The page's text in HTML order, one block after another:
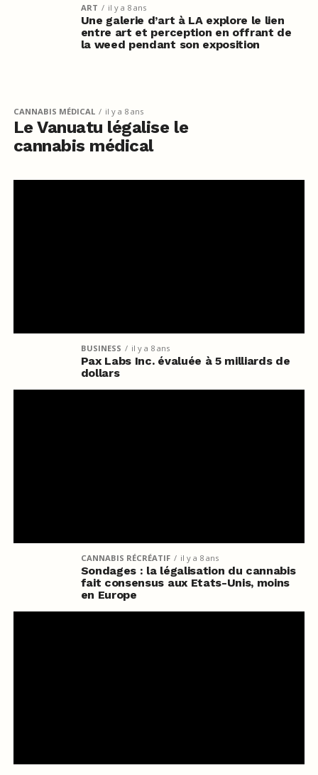
ART il y a 8 ans
Une galerie d’art à LA explore le lien
entre art et perception en offrant de
la weed pendant son exposition
CANNABIS MÉDICAL il y a 8 ans
Le Vanuatu légalise le
cannabis médical
BUSINESS il y a 8 ans
Pax Labs Inc. évaluée à 5 milliards de
dollars
CANNABIS RÉCRÉATIF il y a 8 ans
Sondages : la légalisation du cannabis
fait consensus aux Etats-Unis, moins
en Europe